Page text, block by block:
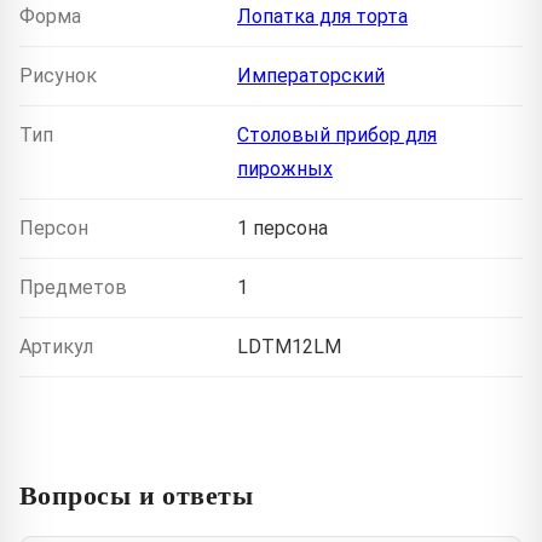
Форма Лопатка для торта
Рисунок Императорский
Тип
Столовый прибор для
пирожных
Персон 1 персона
Предметов 1
Артикул LDTM12LM
Вопросы и ответы